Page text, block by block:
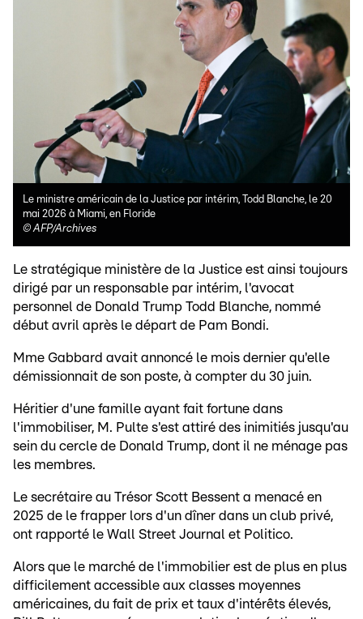
Le ministre américain de la Justice par intérim, Todd Blanche, le 20
mai 2026 à Miami, en Floride
©AFP/Archives
Le stratégique ministère de la Justice est ainsi toujours
dirigé par un responsable par intérim, l'avocat
personnel de Donald Trump Todd Blanche, nommé
début avril après le départ de Pam Bondi.
Mme Gabbard avait annoncé le mois dernier qu'elle
démissionnait de son poste, à compter du 30 juin.
Héritier d'une famille ayant fait fortune dans
l'immobiliser, M. Pulte s'est attiré des inimitiés jusqu'au
sein du cercle de Donald Trump, dont il ne ménage pas
les membres.
Le secrétaire au Trésor Scott Bessent a menacé en
2025 de le frapper lors d'un dîner dans un club privé,
ont rapporté le Wall Street Journal et Politico.
Alors que le marché de l'immobilier est de plus en plus
difficilement accessible aux classes moyennes
américaines, du fait de prix et taux d'intérêts élevés,